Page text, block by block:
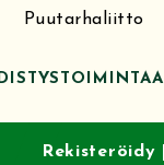
Puutarhaliitto
Rekisteröidy